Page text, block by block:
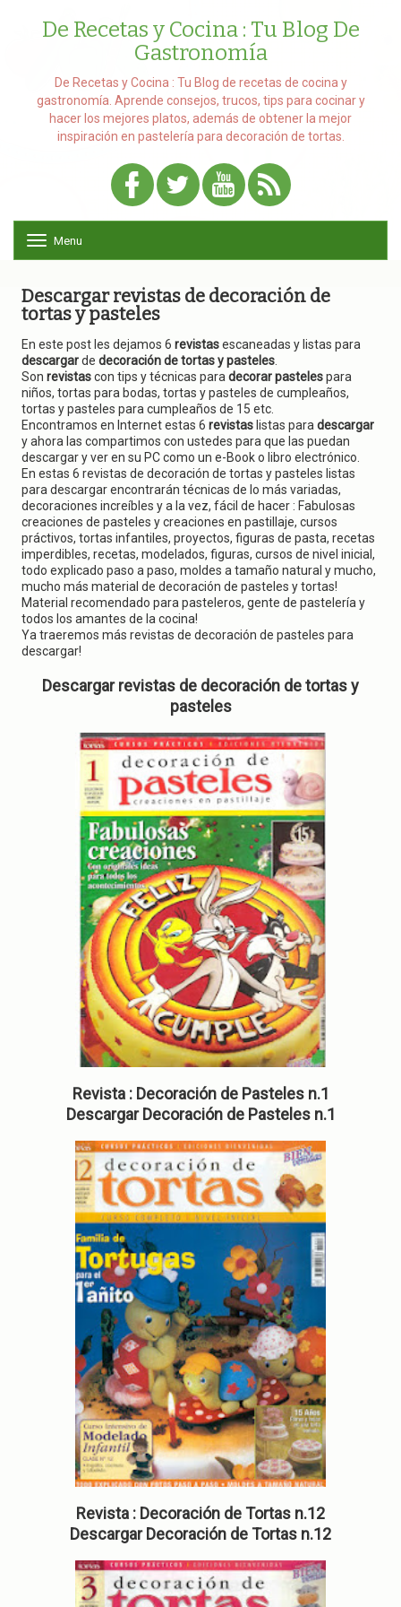
De Recetas y Cocina : Tu Blog De
Gastronomía
De Recetas y Cocina : Tu Blog de recetas de cocina y
gastronomía. Aprende consejos, trucos, tips para cocinar y
hacer los mejores platos, además de obtener la mejor
inspiración en pastelería para decoración de tortas.
o
g
l
n
a
i
g
a
t
o
Menu
Descargar revistas de decoración de
tortas y pasteles
En este post les dejamos 6 revistasescaneadas y listas para
descargarde decoración de tortas y pasteles
Son revistascon tips y técnicas para decorar pastelespara
niños, tortas para bodas, tortas y pasteles de cumpleaños,
tortas y pasteles para cumpleaños de 15 etc.
Encontramos en Internet estas 6 revistas listas para descargar
y ahora las compartimos con ustedes para que las puedan
descargar y ver en su PC como un e-Book o libro electrónico.
En estas 6 revistas de decoración de tortas y pasteles listas
para descargar encontrarán técnicas de lo más variadas,
decoraciones increíbles y a la vez, fácil de hacer : Fabulosas
creaciones de pasteles y creaciones en pastillaje, cursos
práctivos, tortas infantiles, proyectos, figuras de pasta, recetas
imperdibles, recetas, modelados, figuras, cursos de nivel inicial,
todo explicado paso a paso, moldes a tamaño natural y mucho,
mucho más material de decoración de pasteles y tortas!
Material recomendado para pasteleros, gente de pastelería y
todos los amantes de la cocina!
Ya traeremos más revistas de decoración de pasteles para
descargar!
Descargar revistas de decoración de tortas y
pasteles
Revista : Decoración de Pasteles n.1
Descargar Decoración de Pasteles n.1
Revista : Decoración de Tortas n.12
Descargar Decoración de Tortas n.12